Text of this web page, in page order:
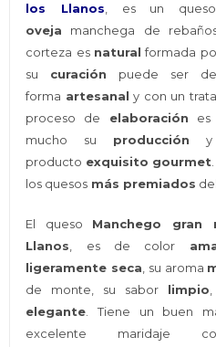
los Llanos, es un
oveja manchega de
corteza es natural formada
su curación puede ser
forma artesanal y con un
proceso de elaboración es
mucho su producción y
producto exquisito gourmet
los quesos más premiados del
El queso Manchego gran
Llanos, es de color
ligeramente seca, su aroma
de monte, su sabor limpio,
elegante. Tiene un buen
excelente maridaje